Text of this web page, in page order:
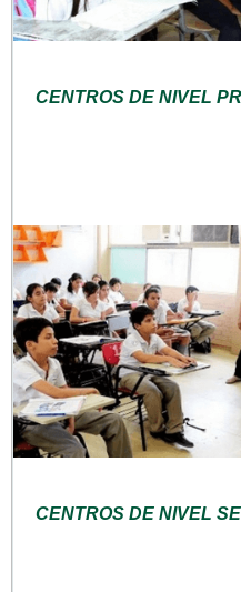
CENTROS DE NIVEL
CENTROS DE NIVEL